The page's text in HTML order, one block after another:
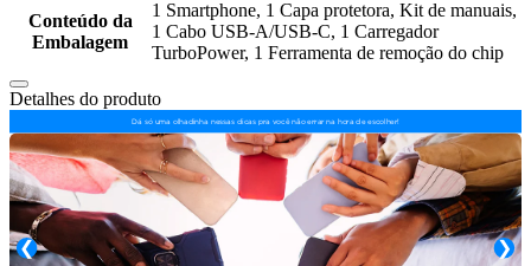
Conteúdo da
Embalagem
1 Smartphone, 1 Capa protetora, Kit de manuais,
1 Cabo USB-A/USB-C, 1 Carregador
TurboPower, 1 Ferramenta de remoção do chip
Detalhes do produto